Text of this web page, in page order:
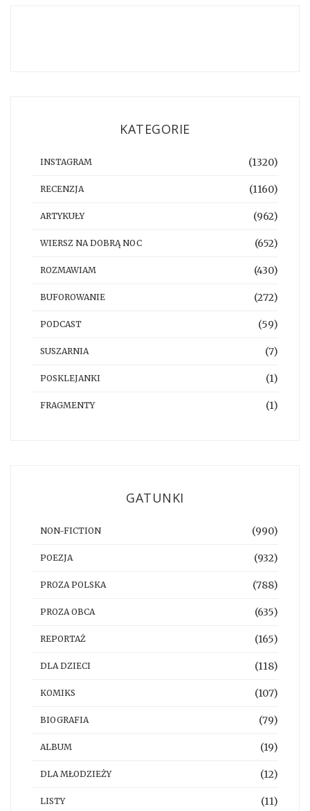
KATEGORIE
INSTAGRAM (1320)
RECENZJA (1160)
ARTYKUŁY (962)
WIERSZ NA DOBRĄ NOC (652)
ROZMAWIAM (430)
BUFOROWANIE (272)
PODCAST (59)
SUSZARNIA (7)
POSKLEJANKI (1)
FRAGMENTY (1)
GATUNKI
NON-FICTION (990)
POEZJA (932)
PROZA POLSKA (788)
PROZA OBCA (635)
REPORTAŻ (165)
DLA DZIECI (118)
KOMIKS (107)
BIOGRAFIA (79)
ALBUM (19)
DLA MŁODZIEŻY (12)
LISTY (11)